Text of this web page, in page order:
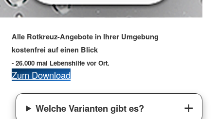
Alle Rotkreuz-Angebote in Ihrer Umgebung
kostenfrei auf einen Blick
- 26.000 mal Lebenshilfe vor Ort.
Zum Download
Welche Varianten gibt es?